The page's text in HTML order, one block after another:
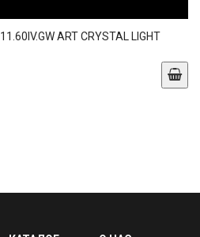
ART CRYSTAL LIGHT